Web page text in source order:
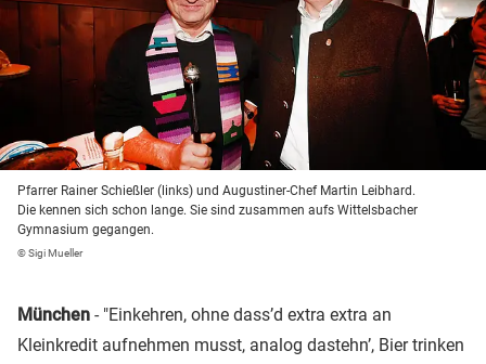
Pfarrer Rainer Schießler (links) und Augustiner-Chef Martin Leibhard.
Die kennen sich schon lange. Sie sind zusammen aufs Wittelsbacher
Gymnasium gegangen.
© Sigi Mueller
München - "Einkehren, ohne dass’d extra extra an
Kleinkredit aufnehmen musst, analog dastehn’, Bier trinken